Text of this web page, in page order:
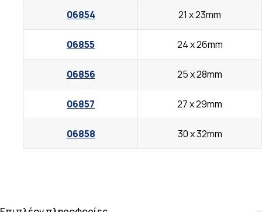
06854 21 x 23mm
06855 24 x 26mm
06856 25 x 28mm
06857 27 x 29mm
06858 30 x 32mm